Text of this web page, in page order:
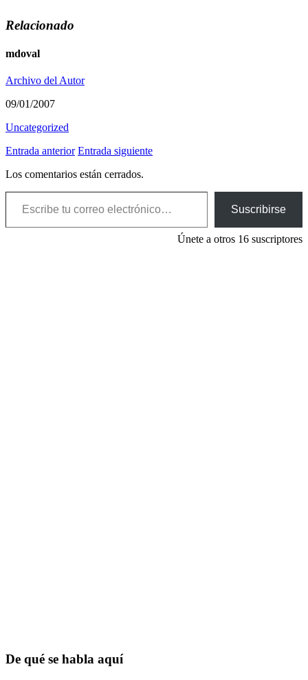
Relacionado
mdoval
Archivo del Autor
09/01/2007
Uncategorized
Entrada anterior Entrada siguiente
Los comentarios están cerrados.
Escribe tu correo electrónico…
Suscribirse
Únete a otros 16 suscriptores
De qué se habla aquí